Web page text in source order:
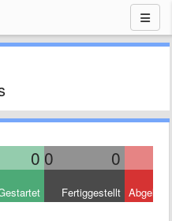
0 0 0
Fertiggestellt